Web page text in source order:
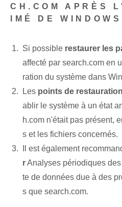
CH.COM APRÈS
IMÉ DE
Si possible restaurer les
affecté par search.com en
ration du système dans
Les points de restauration
ablir le système à un état
h.com n'était pas présent,
s et les fichiers concernés.
Il est également
rAnalyses périodiques
te de données due à des
s que search.com.